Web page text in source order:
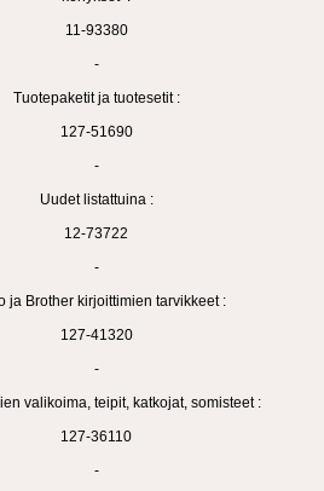
11-93380
-
Tuotepaketit ja tuotesetit :
127-51690
-
Uudet listattuina :
12-73722
-
ja Brother kirjoittimien tarvikkeet :
127-41320
-
valikoima, teipit, katkojat, somisteet :
127-36110
-